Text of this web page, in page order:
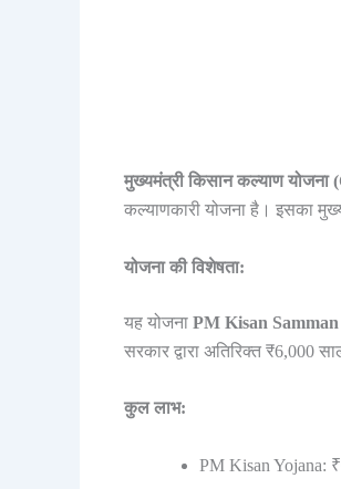
मुख्यमंत्री किसान कल्याण
कल्याणकारी योजना है। इसका
योजना की विशेषता:
यह योजना PM Kisan
सरकार द्वारा अतिरिक्त ₹6,000
कुल लाभ:
PM Kisan Yojana: